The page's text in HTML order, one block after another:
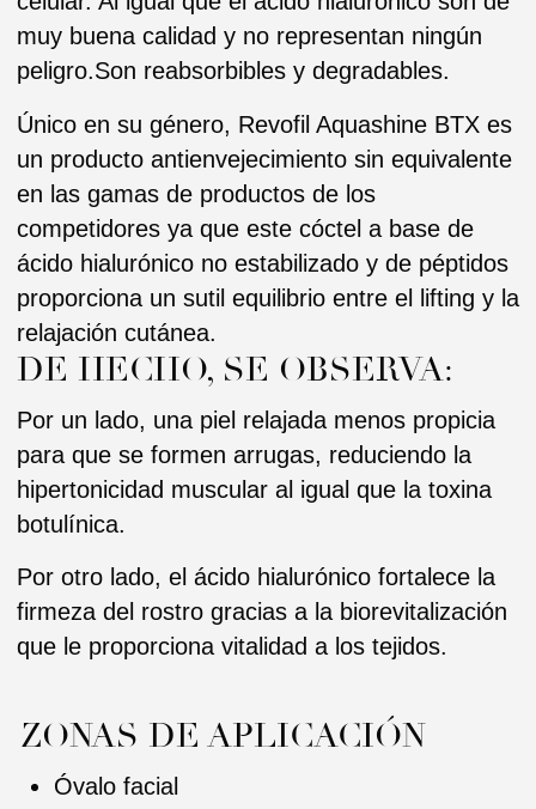
hipertonicidad muscular al igual que la toxina
botulínica.
Por otro lado, el ácido hialurónico fortalece la
firmeza del rostro gracias a la biorevitalización
que le proporciona vitalidad a los tejidos.
Reducción de la aparición de
nuevas arrugas
Efecto lifting
ZONAS DE APLICACIÓN
RESULTADOS DE REVOFIL
AQUASHINE BTX
El relleno Aquashine BTX es ideal para
tratamientos cutáneos moderados a
arrugas faciales moderadas a severas,
incluidos los surcos nasogenianos.
cuyos efectos pueden durar hasta
Se recomienda utilizar Revofil Aquashine
BTX con una diferencia de al menos 4
Óvalo facial
Escote
Arrugas periorales